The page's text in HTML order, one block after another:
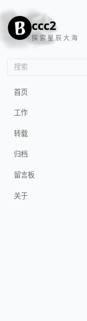
🙌
🐟
🏖️
ccc2
探 索 星 辰 大 海
搜索
首页
工作
转载
归档
留言板
关于